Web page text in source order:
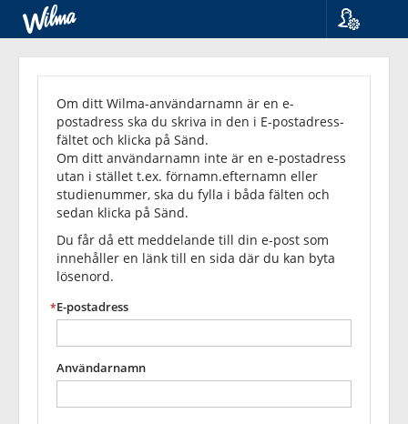
Glömt
lösenordet?
Om ditt Wilma-användarnamn är en e-
postadress ska du skriva in den i E-postadress-
fältet och klicka på Sänd.
Om ditt användarnamn inte är en e-postadress
utan i stället t.ex. förnamn.efternamn eller
studienummer, ska du fylla i båda fälten och
sedan klicka på Sänd.
Du får då ett meddelande till din e-post som
innehåller en länk till en sida där du kan byta
lösenord.
E-postadress
Användarnamn